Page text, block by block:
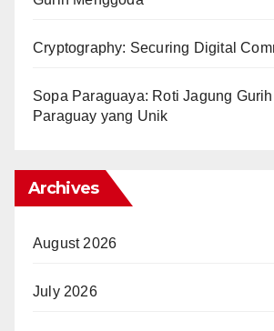
Cryptography: Securing Digital
Sopa Paraguaya: Roti Jagung
Paraguay yang Unik
Archives
August 2026
July 2026